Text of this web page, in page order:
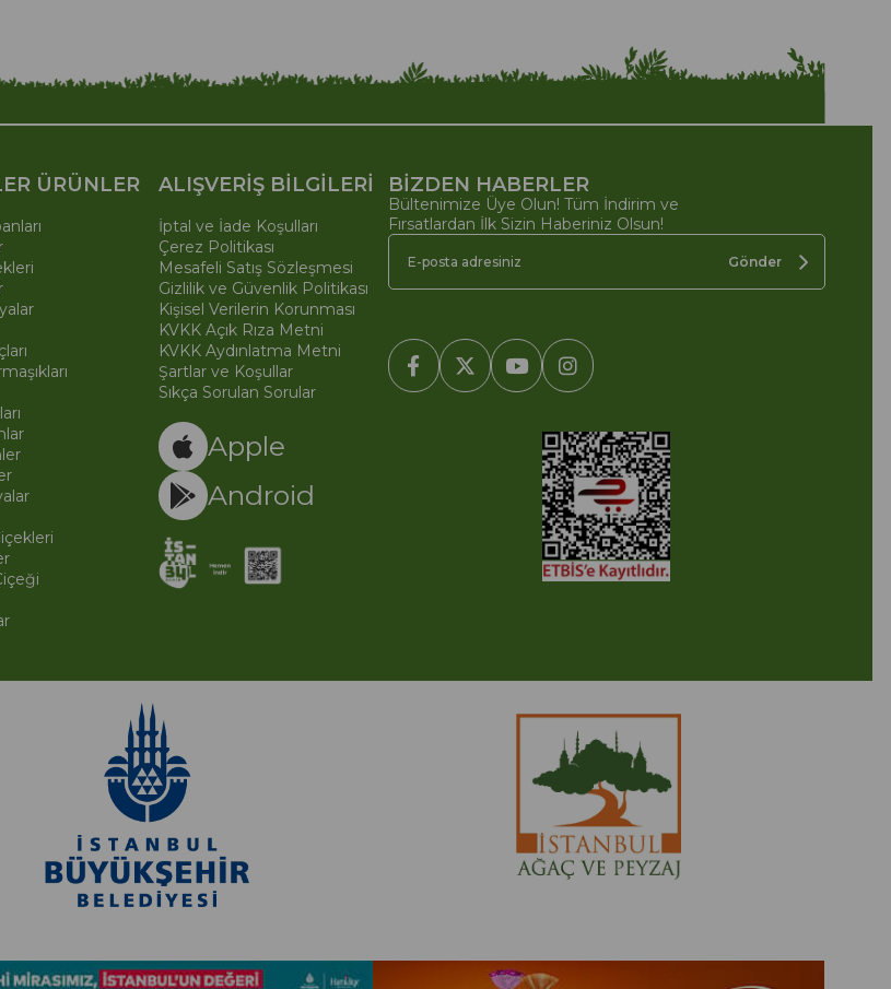
ÜRÜNLER ALIŞVERİŞ BİLGİLERİ
İptal ve İade Koşulları
Çerez Politikası
Mesafeli Satış Sözleşmesi
Gizlilik ve Güvenlik Politikası
Kişisel Verilerin Korunması
KVKK Açık Rıza Metni
KVKK Aydınlatma Metni
Şartlar ve Koşullar
Sıkça Sorulan Sorular
Apple
Android
BİZDEN HABERLER
Bültenimize Üye Olun! Tüm İndirim ve
Fırsatlardan İlk Sizin Haberiniz Olsun!
Gönder